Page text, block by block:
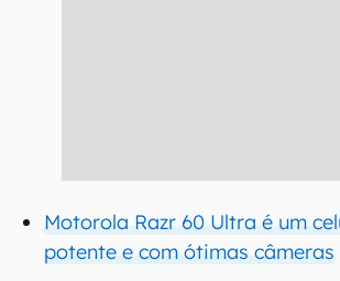
Motorola Razr 60 Ultra é um
potente e com ótimas câmeras